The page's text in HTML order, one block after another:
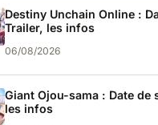
Destiny Unchain Online :
Trailer, les infos
06/08/2026
Giant Ojou-sama : Date de
les infos